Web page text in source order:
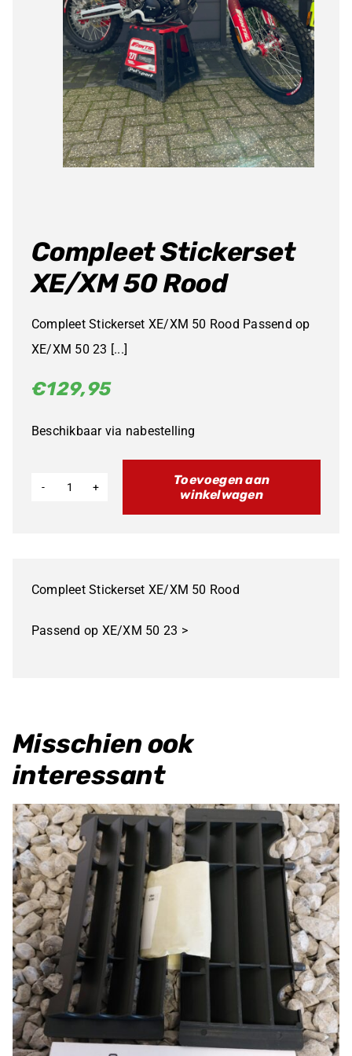
Compleet Stickerset
XE/XM 50 Rood
Compleet Stickerset XE/XM 50 Rood Passend op
XE/XM 50 23 [...]
€129,95
Beschikbaar via nabestelling
Rood
aantal
Toevoegen aan
winkelwagen
Compleet Stickerset XE/XM 50 Rood
Passend op XE/XM 50 23 >
Misschien ook
interessant